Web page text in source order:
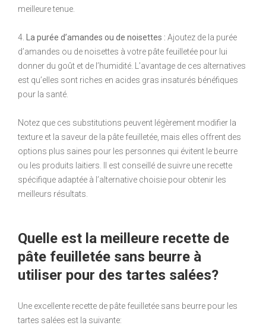
meilleure tenue.
4. La purée d’amandes ou de noisettes : Ajoutez de la purée
d’amandes ou de noisettes à votre pâte feuilletée pour lui
donner du goût et de l’humidité. L’avantage de ces alternatives
est qu’elles sont riches en acides gras insaturés bénéfiques
pour la santé.
Notez que ces substitutions peuvent légèrement modifier la
texture et la saveur de la pâte feuilletée, mais elles offrent des
options plus saines pour les personnes qui évitent le beurre
ou les produits laitiers. Il est conseillé de suivre une recette
spécifique adaptée à l’alternative choisie pour obtenir les
meilleurs résultats.
Quelle est la meilleure recette de
pâte feuilletée sans beurre à
utiliser pour des tartes salées?
Une excellente recette de pâte feuilletée sans beurre pour les
tartes salées est la suivante: